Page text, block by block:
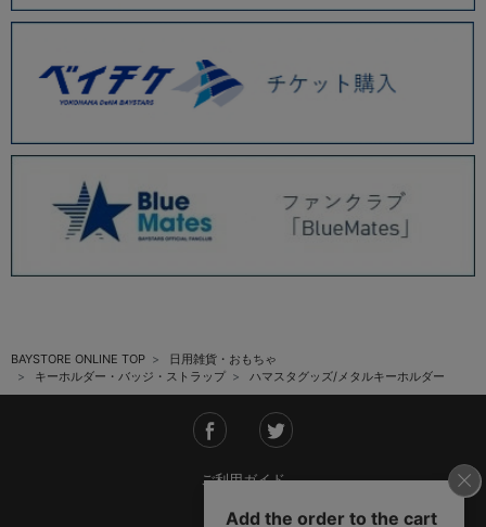
BAYSTORE ONLINE TOP
日用雑貨・おもちゃ
キーホルダー・バッジ・ストラップ
ハマスタグッズ/メタルキーホルダー
ご利用ガイド
会社概要